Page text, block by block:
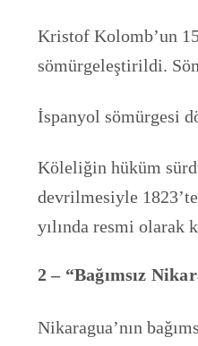
Kristof Kolomb’un
sömürgeleştirildi.
İspanyol sömürgesi
Köleliğin hüküm
devrilmesiyle
yılında resmi olarak
2 – “Bağımsız
Nikaragua’nın